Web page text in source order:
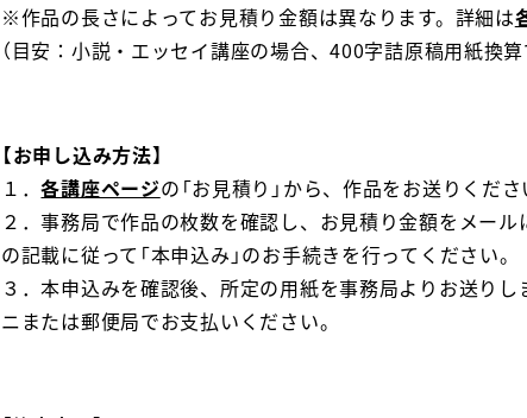
※作品の長さによってお見積り金額は異なります。詳細は
（目安：小説・エッセイ講座の場合、400字詰原稿用紙換算
【お申し込み方法】
１．各講座ページの「お見積り」から、作品をお送りくださ
２．事務局で作品の枚数を確認し、お見積り金額をメー
の記載に従って「本申込み」のお手続きを行ってください。
３．本申込みを確認後、所定の用紙を事務局よりお送り
ニまたは郵便局でお支払いください。